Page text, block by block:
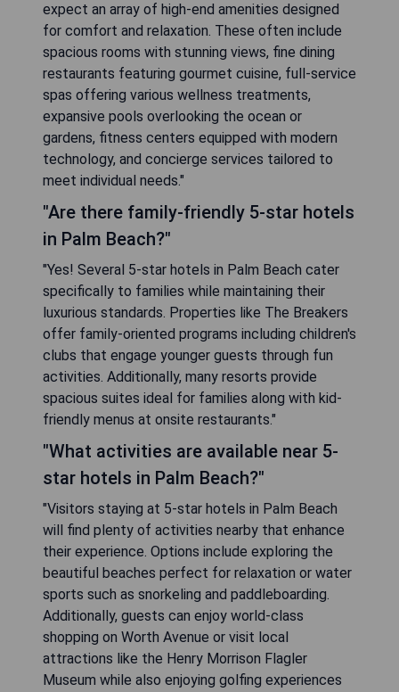
expect an array of high-end amenities designed
for comfort and relaxation. These often include
spacious rooms with stunning views, fine dining
restaurants featuring gourmet cuisine, full-service
spas offering various wellness treatments,
expansive pools overlooking the ocean or
gardens, fitness centers equipped with modern
technology, and concierge services tailored to
meet individual needs."
"Are there family-friendly 5-star hotels
in Palm Beach?"
"Yes! Several 5-star hotels in Palm Beach cater
specifically to families while maintaining their
luxurious standards. Properties like The Breakers
offer family-oriented programs including children's
clubs that engage younger guests through fun
activities. Additionally, many resorts provide
spacious suites ideal for families along with kid-
friendly menus at onsite restaurants."
"What activities are available near 5-
star hotels in Palm Beach?"
"Visitors staying at 5-star hotels in Palm Beach
will find plenty of activities nearby that enhance
their experience. Options include exploring the
beautiful beaches perfect for relaxation or water
sports such as snorkeling and paddleboarding.
Additionally, guests can enjoy world-class
shopping on Worth Avenue or visit local
attractions like the Henry Morrison Flagler
Museum while also enjoying golfing experiences